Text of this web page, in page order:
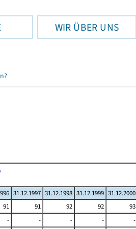
WIR ÜBER UNS
31.12.1997 31.12.1998 31.12.1999 31.12.2000
91 91 92 92 93
- - - - -